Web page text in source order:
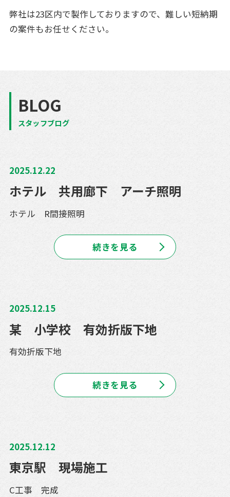
弊社は23区内で製作しておりますので、難しい短納期
の案件もお任せください。
BLOG
スタッフブログ
2025.12.22
ホテル 共用廊下 アーチ照明
ホテル R間接照明
続きを見る
2025.12.15
某 小学校 有効折版下地
有効折版下地
続きを見る
2025.12.12
東京駅 現場施工
C工事 完成